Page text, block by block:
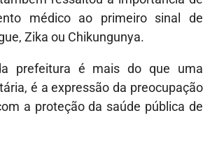
médico ao primeiro sinal de
Zika ou Chikungunya.
prefeitura é mais do que uma
é a expressão da preocupação
a proteção da saúde pública de